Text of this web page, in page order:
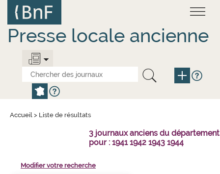
contenu
principal
Presse locale ancienne
Accueil > Liste de résultats
3 journaux anciens du
pour : 1941 1942 1943 1944
Modifier votre recherche
Panneau de gestion des cookies